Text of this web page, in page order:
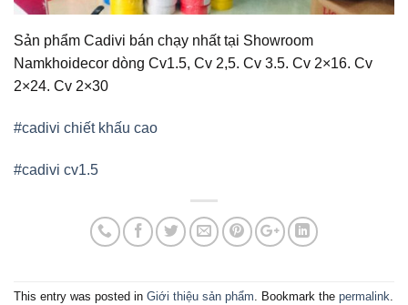
Sản phẩm Cadivi bán chạy nhất tại Showroom
Namkhoidecor dòng Cv1.5, Cv 2,5. Cv 3.5. Cv 2×16. Cv
2×24. Cv 2×30
#cadivi chiết khấu cao
#cadivi cv1.5
This entry was posted in Giới thiệu sản phẩm. Bookmark the permalink.